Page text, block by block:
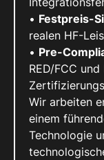
• Festpreis-
realen HF-
• Pre-
RED/FCC
Wir arbeiten
einem
Technologie